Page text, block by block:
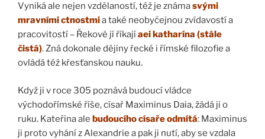
Vyniká ale nejen vzdělaností, též je známasvými
mravními ctnostmia také neobyčejnou zvídavostí a
pracovitostí – Řekové jí říkajíaei katharína (stále
čistá). Zná dokonale dějiny řecké i římské filozofie a
ovládá též křesťanskou nauku.
Když ji v roce 305 poznává budoucí vládce
východořímské říše, císař Maximinus Daia, žádá ji o
ruku. Kateřina ale budoucího císaře odmítá: Maximinus
ji proto vyhání z Alexandrie a pak ji nutí, aby se vzdala